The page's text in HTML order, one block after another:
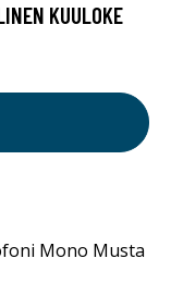
KUULOKE